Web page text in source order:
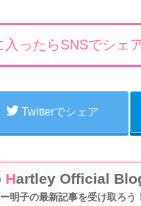
ったらSNSでシェ
Twitterでシェア
Hartley Official
明子の最新記事を受け取ろう